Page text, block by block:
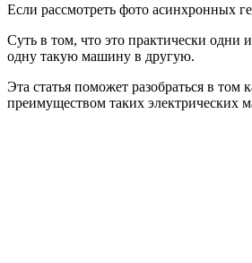
Если рассмотреть фото асинхронных
Суть в том, что это практически
одну такую машину в другую.
Эта статья поможет разобраться в
преимуществом таких электрических